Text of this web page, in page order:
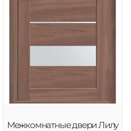
Межкомнатные двери Лилу